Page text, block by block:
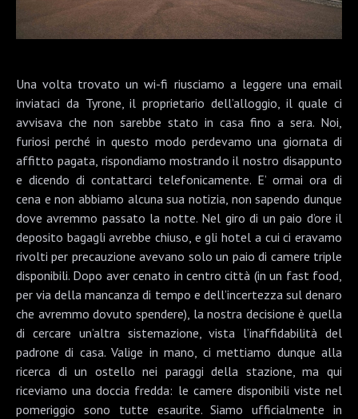
Una volta trovato un wi-fi riusciamo a leggere una email
inviataci da Tyrone, il proprietario dell’alloggio, il quale ci
avvisava che non sarebbe stato in casa fino a sera. Noi,
furiosi perché in questo modo perdevamo una giornata di
affitto pagata, rispondiamo mostrando il nostro disappunto
e dicendo di contattarci telefonicamente. E’ ormai ora di
cena e non abbiamo alcuna sua notizia, non sapendo dunque
dove avremmo passato la notte. Nel giro di un paio d’ore il
deposito bagagli avrebbe chiuso, e gli hotel a cui ci eravamo
rivolti per precauzione avevano solo un paio di camere triple
disponibili. Dopo aver cenato in centro città (in un fast food,
per via della mancanza di tempo e dell’incertezza sul denaro
che avremmo dovuto spendere), la nostra decisione è quella
di cercare un’altra sistemazione, vista l’inaffidabilità del
padrone di casa. Valige in mano, ci mettiamo dunque alla
ricerca di un ostello nei paraggi della stazione, ma qui
riceviamo una doccia fredda: le camere disponibili viste nel
pomeriggio sono tutte esaurite. Siamo ufficialmente in